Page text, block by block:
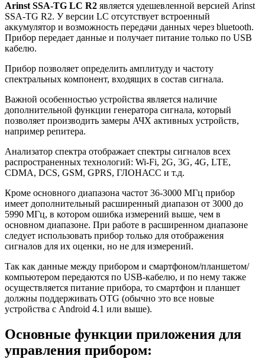
Arinst SSA-TG LC R2 является удешевленной версией Arinst
SSA-TG R2. У версии LC отсутствует встроенный
аккумулятор и возможность передачи данных через bluetooth.
Прибор передает данные и получает питание только по USB
кабелю.
Прибор позволяет определить амплитуду и частоту
спектральных компонент, входящих в состав сигнала.
Важной особенностью устройства является наличие
дополнительной функции генератора сигнала, который
позволяет производить замеры АЧХ активных устройств,
например репитера.
Анализатор спектра отображает спектры сигналов всех
распространенных технологий: Wi-Fi, 2G, 3G, 4G, LTE,
CDMA, DCS, GSM, GPRS, ГЛОНАСС и т.д.
Кроме основного диапазона частот 36-3000 МГц прибор
имеет дополнительный расширенный диапазон от 3000 до
5990 МГц, в котором ошибка измерений выше, чем в
основном диапазоне. При работе в расширенном диапазоне
следует использовать прибор только для отображения
сигналов для их оценки, но не для измерений.
Так как данные между прибором и смартфоном/планшетом/
компьютером передаются по USB-кабелю, и по нему также
осуществляется питание прибора, то смартфон и планшет
должны поддерживать OTG (обычно это все новые
устройства с Android 4.1 или выше).
Основные функции приложения для
управления прибором: